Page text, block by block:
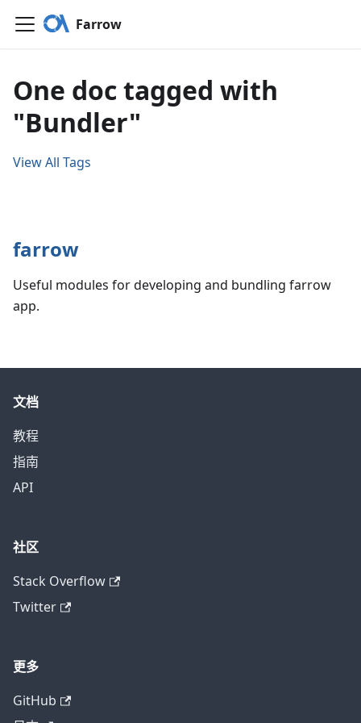
Farrow
One doc tagged with
"Bundler"
View All Tags
farrow
Useful modules for developing and bundling farrow
app.
文档
教程
指南
API
社区
Stack Overflow
Twitter
更多
GitHub